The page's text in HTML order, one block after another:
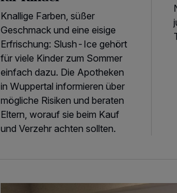
Knallige Farben, süßer
Geschmack und eine eisige
Erfrischung: Slush-Ice gehört
für viele Kinder zum Sommer
einfach dazu. Die Apotheken
in Wuppertal informieren über
mögliche Risiken und beraten
Eltern, worauf sie beim Kauf
und Verzehr achten sollten.
Cochlea-Implantat: Gemeinsam im